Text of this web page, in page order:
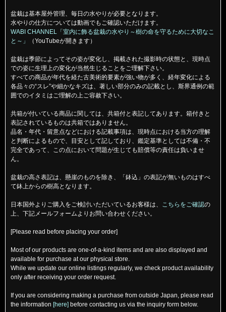
盆栽は基本屋外管理、毎日の水やりが必要となります。
水やりの仕方については動画でもご確認いただけます。
WABI CHANNEL「室内に飾る盆栽の水やり～樹の命を守るために大切なこ
と～」
（YouTubeが開きます）
盆栽は季節によってその姿が変化し、掲載された撮影時の状態と、現時点
での姿に生理上の変化が当然生じることをご理解下さい。
すべての商品が年代を経た古美術的要素が強い物が多く、経年変化による
各品々の“スレ”や細かなキズは、著しい部分のみの記載とし、斯界通例の範
囲でのイタミはご理解の上ご容赦下さい。
共箱が付いている商品に関しては、共箱付と表記してあります。箱付きと
表記されているものは共箱ではありません。
品名・年代・留意点などにおける記載事項は、現時点における当方の理解
と判断によるもので、目安として記しており、鑑定基準としては不備・不
完全であって、この点において問題が生じても賠償等の責任は負いませ
ん。
盆栽の高さ表記は、懸崖のものを除き、「鉢込」の表記が無いものはすべ
て鉢上からの樹高となります。
日本国外よりご購入をご検討いただいているお客様は、 こちらをご確認の
上、下記メールフォームよりお問い合わせください。
[Please read before placing your order]
Most of our products are one-of-a-kind items and are also displayed and
available for purchase at our physical store.
While we update our online listings regularly, we check product availability
only after receiving your order request.
If you are considering making a purchase from outside Japan, please read
the information [here] before contacting us via the inquiry form below.